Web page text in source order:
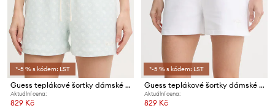
*-5 % s kódem: LST
Guess teplákové šortky dámské AGGIE
Aktuální cena:
829 Kč
*-5 % s kódem: LST
Guess teplákové šortky dámské bavlněné HABI
Aktuální cena:
829 Kč